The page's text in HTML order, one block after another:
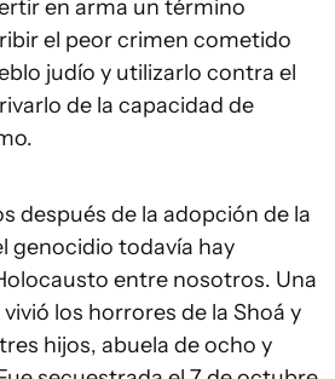
en arma un término
el peor crimen cometido
judío y utilizarlo contra el
de la capacidad de
después de la adopción de la
genocidio todavía hay
entre nosotros. Una
los horrores de la Shoá y
hijos, abuela de ocho y